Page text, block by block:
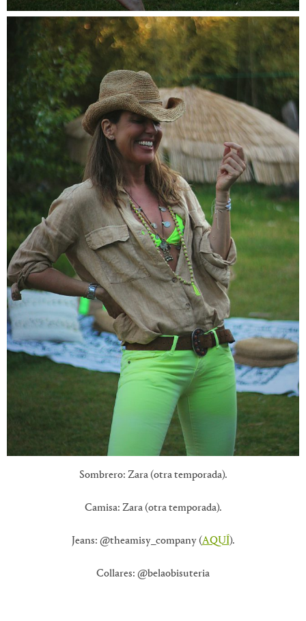
Sombrero: Zara (otra temporada).
Camisa: Zara (otra temporada).
Jeans: @theamisy_company (AQUÍ).
Collares: @belaobisuteria